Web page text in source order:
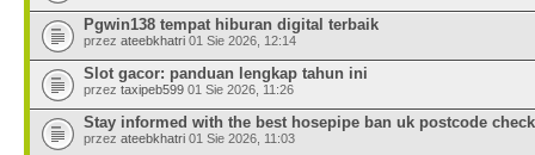
Pgwin138 tempat hiburan digital terbaik
przez ateebkhatri 01 Sie 2026, 12:14
Slot gacor: panduan lengkap tahun ini
przez taxipeb599 01 Sie 2026, 11:26
Stay informed with the best hosepipe ban uk postcode
przez ateebkhatri 01 Sie 2026, 11:03